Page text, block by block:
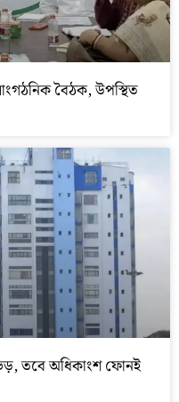
বৈঠক, উপস্থিত
তবে অধিকাংশ ফোনই